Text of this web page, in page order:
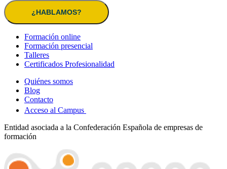
¿HABLAMOS?
Formación online
Formación presencial
Talleres
Certificados Profesionalidad
Quiénes somos
Blog
Contacto
Acceso al Campus
Entidad asociada a la Confederación Española de empresas de
formación